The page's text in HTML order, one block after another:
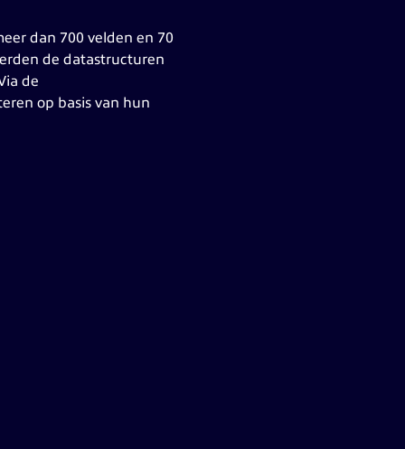
dan 700 velden en 70
de datastructuren
de
op basis van hun